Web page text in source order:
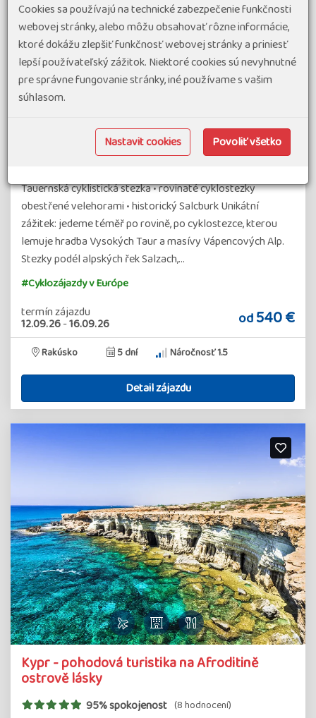
Rakousko - Po rovině napříč Alpami*
Tauernská cyklistická stezka • rovinaté cyklostezky
obestřené velehorami • historický Salcburk Unikátní
zážitek: jedeme téměř po rovině, po cyklostezce, kterou
lemuje hradba Vysokých Taur a masívy Vápencových Alp.
Stezky podél alpských řek Salzach,…
#Cyklozájazdy v Európe
termín zájazdu
12.09.26-16.09.26 od540 €
Rakúsko 5 dní Náročnosť 1.5
Detail zájazdu
Kypr - pohodová turistika na Afroditině
ostrově lásky
95% spokojenost (8 hodnocení)
Cookies sa používajú na technické zabezpečenie funkčnosti
webovej stránky, alebo môžu obsahovať rôzne informácie,
ktoré dokážu zlepšiť funkčnosť webovej stránky a priniesť
lepší používateľský zážitok. Niektoré cookies sú nevyhnutné
pre správne fungovanie stránky, iné používame s vašim
súhlasom.
Nastavit cookies Povoliť všetko